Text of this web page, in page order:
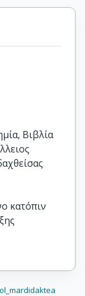
Βιβλία
κατόπιν